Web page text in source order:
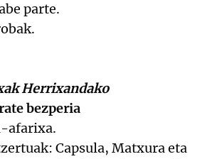
parte.
Herrixandako
bezperia
afarixa.
Capsula, Matxura eta